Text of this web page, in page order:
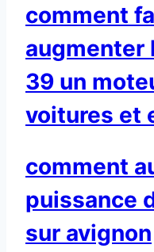
comment
augmenter
39 un
voitures et
comment
puissance
sur avignon